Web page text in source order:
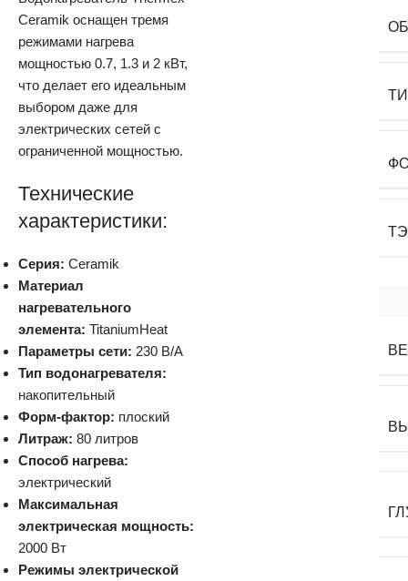
Ceramik оснащен тремя
режимами нагрева
мощностью 0.7, 1.3 и 2 кВт,
что делает его идеальным
выбором даже для
электрических сетей с
ограниченной мощностью.
Технические
характеристики:
Серия: Ceramik
Материал
нагревательного
элемента: TitaniumHeat
Параметры сети: 230 В/А
Тип водонагревателя:
накопительный
Форм-фактор: плоский
Литраж: 80 литров
Способ нагрева:
электрический
Максимальная
электрическая мощность:
2000 Вт
Режимы электрической